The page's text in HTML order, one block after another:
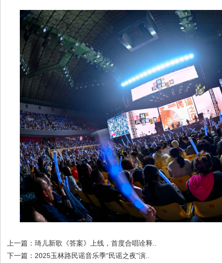
上一篇： 琦儿新歌《答案》上线，首度合唱诠释..
下一篇： 2025玉林路民谣音乐季“民谣之夜”演..